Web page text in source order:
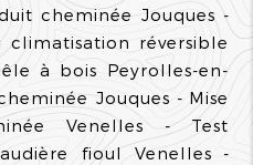
cheminée Jouques
climatisation réversible
à bois Peyrolles-en-
Jouques
Mise
Venelles
Test
fioul Venelles